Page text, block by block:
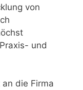
von
und
die Firma